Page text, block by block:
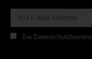
Die